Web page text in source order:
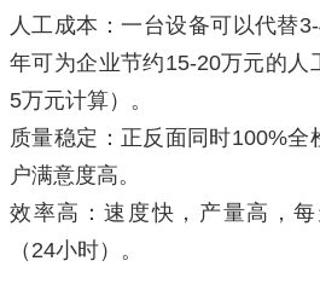
人工成本：一台设备可以代替
年可为企业节约15-20万元的人
5万元计算）。
质量稳定：正反面同时100%全
户满意度高。
效率高：速度快，产量高，
（ 24小时）。